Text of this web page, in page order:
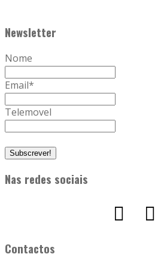
Newsletter
Nome
Email*
Telemovel
Nas redes sociais
Contactos